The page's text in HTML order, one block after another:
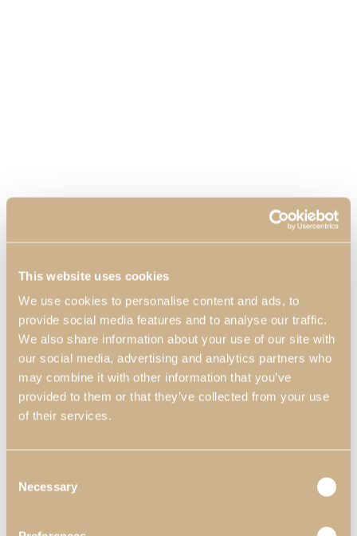
This website uses cookies
We use cookies to personalise content and ads, to
provide social media features and to analyse our traffic.
We also share information about your use of our site with
our social media, advertising and analytics partners who
may combine it with other information that you’ve
provided to them or that they’ve collected from your use
of their services.
Selection
Necessary